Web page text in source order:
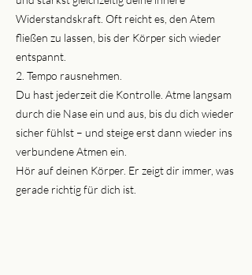
Widerstandskraft. Oft reicht es, den Atem
fließen zu lassen, bis der Körper sich wieder
entspannt.
2. Tempo rausnehmen.
Du hast jederzeit die Kontrolle. Atme langsam
durch die Nase ein und aus, bis du dich wieder
sicher fühlst – und steige erst dann wieder ins
verbundene Atmen ein.
Hör auf deinen Körper. Er zeigt dir immer, was
gerade richtig für dich ist.